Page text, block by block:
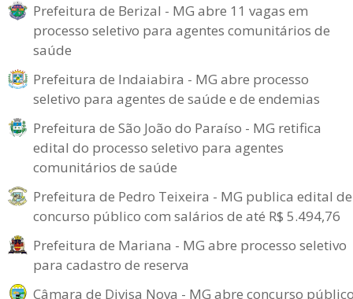
Prefeitura de Berizal - MG abre 11 vagas em
processo seletivo para agentes comunitários de
saúde
Prefeitura de Indaiabira - MG abre processo
seletivo para agentes de saúde e de endemias
Prefeitura de São João do Paraíso - MG retifica
edital do processo seletivo para agentes
comunitários de saúde
Prefeitura de Pedro Teixeira - MG publica edital de
concurso público com salários de até R$ 5.494,76
Prefeitura de Mariana - MG abre processo seletivo
para cadastro de reserva
Câmara de Divisa Nova - MG abre concurso